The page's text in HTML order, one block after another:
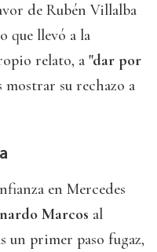
de Rubén Villalba
que llevó a la
relato, a "dar por
mostrar su rechazo a
en Mercedes
Marcos al
primer paso fugaz,